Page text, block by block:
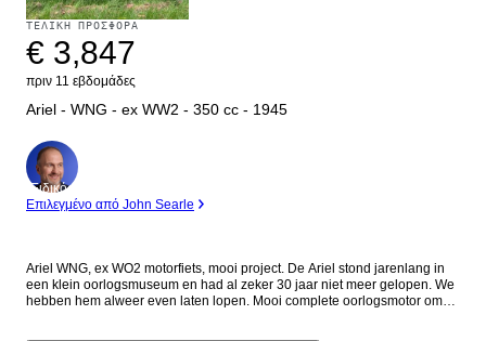
ΤΕΛΙΚΉ ΠΡΟΣΦΟΡΆ
€ 3,847
πριν 11 εβδομάδες
Ariel - WNG - ex WW2 - 350 cc - 1945
Ειδικός
Επιλεγμένο από John Searle
Ariel WNG, ex WO2 motorfiets, mooi project. De Ariel stond jarenlang in
een klein oorlogsmuseum en had al zeker 30 jaar niet meer gelopen. We
hebben hem alweer even laten lopen. Mooi complete oorlogsmotor om